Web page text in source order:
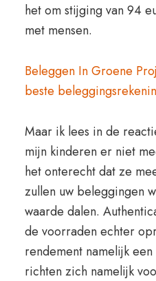
het om stijging van 94
met mensen.
Beleggen In Groene
beste
Maar ik lees in de
mijn kinderen er niet
het onterecht dat ze
zullen uw beleggingen
waarde dalen.
de voorraden echter
rendement namelijk
richten zich namelijk